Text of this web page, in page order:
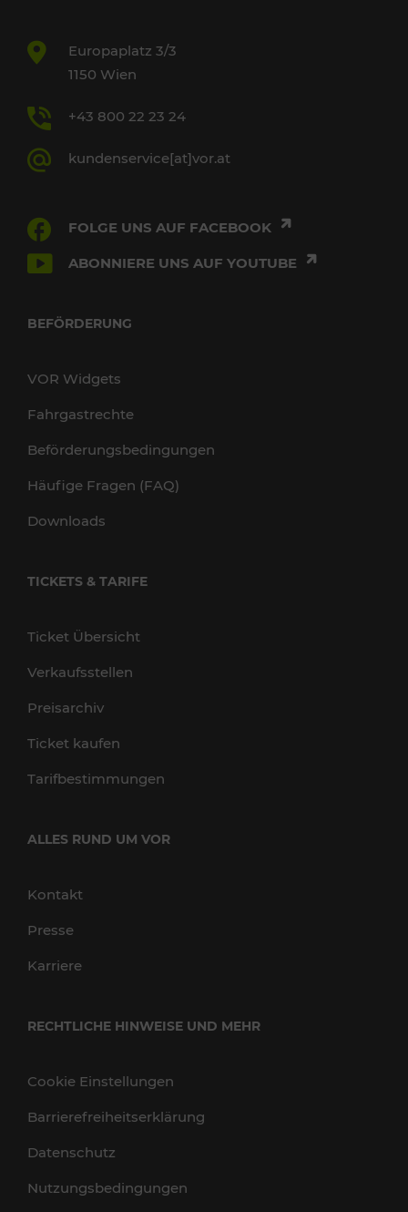
Europaplatz 3/3
1150 Wien
+43 800 22 23 24
kundenservice[at]vor.at
FOLGE UNS AUF FACEBOOK
ABONNIERE UNS AUF YOUTUBE
BEFÖRDERUNG
VOR Widgets
Fahrgastrechte
Beförderungsbedingungen
Häufige Fragen (FAQ)
Downloads
TICKETS & TARIFE
Ticket Übersicht
Verkaufsstellen
Preisarchiv
Ticket kaufen
Tarifbestimmungen
ALLES RUND UM VOR
Kontakt
Presse
Karriere
RECHTLICHE HINWEISE UND MEHR
Cookie Einstellungen
Barrierefreiheitserklärung
Datenschutz
Nutzungsbedingungen